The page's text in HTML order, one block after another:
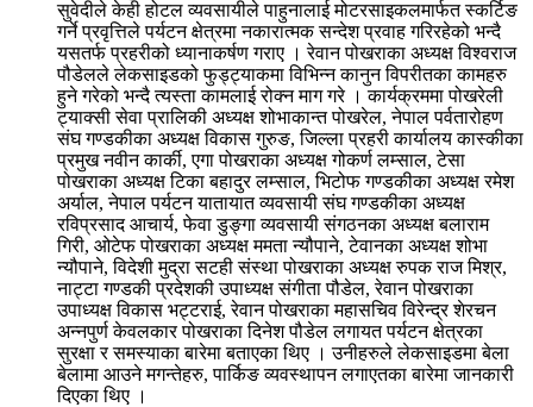
सुवेदीले केही होटल व्यवसायीले पाहुनालाई मोटरसाइकलमार्फत स्कर्टिङ
गर्ने प्रवृत्तिले पर्यटन क्षेत्रमा नकारात्मक सन्देश प्रवाह गरिरहेको भन्दै
यसतर्फ प्रहरीको ध्यानाकर्षण गराए । रेवान पोखराका अध्यक्ष विश्वराज
पौडेलले लेकसाइडको फुड्ट्याकमा विभिन्न कानुन विपरीतका कामहरु
हुने गरेको भन्दै त्यस्ता कामलाई रोक्न माग गरे । कार्यक्रममा पोखरेली
ट्याक्सी सेवा प्रालिकी अध्यक्ष शोभाकान्त पोखरेल, नेपाल पर्वतारोहण
संघ गण्डकीका अध्यक्ष विकास गुरुङ, जिल्ला प्रहरी कार्यालय कास्कीका
प्रमुख नवीन कार्की, एगा पोखराका अध्यक्ष गोकर्ण लम्साल, टेसा
पोखराका अध्यक्ष टिका बहादुर लम्साल, भिटोफ गण्डकीका अध्यक्ष रमेश
अर्याल, नेपाल पर्यटन यातायात व्यवसायी संघ गण्डकीका अध्यक्ष
रविप्रसाद आचार्य, फेवा डुङ्गा व्यवसायी संगठनका अध्यक्ष बलाराम
गिरी, ओटेफ पोखराका अध्यक्ष ममता न्यौपाने, टेवानका अध्यक्ष शोभा
न्यौपाने, विदेशी मुद्रा सटही संस्था पोखराका अध्यक्ष रुपक राज मिश्र,
नाट्टा गण्डकी प्रदेशकी उपाध्यक्ष संगीता पौडेल, रेवान पोखराका
उपाध्यक्ष विकास भट्टराई, रेवान पोखराका महासचिव विरेन्द्र शेरचन
अन्नपुर्ण केवलकार पोखराका दिनेश पौडेल लगायत पर्यटन क्षेत्रका
सुरक्षा र समस्याका बारेमा बताएका थिए । उनीहरुले लेकसाइडमा बेला
बेलामा आउने मगन्तेहरु, पार्किङ व्यवस्थापन लगाएतका बारेमा जानकारी
दिएका थिए ।